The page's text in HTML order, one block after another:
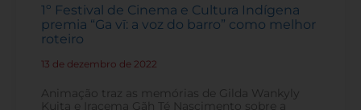
1º Festival de Cinema e Cultura Indígena
premia “Ga vī: a voz do barro” como melhor
roteiro
13 de dezembro de 2022
Animação traz as memórias de Gilda Wankyly
Kuita e Iracema Gãh Té Nascimento sobre a